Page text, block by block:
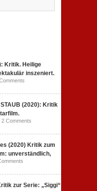
Kritik. Heilige
inszeniert.
STAUB (2020): Kritik
2 Comments
(2020) Kritik zum
unverständlich,
zur Serie: „Siggi“